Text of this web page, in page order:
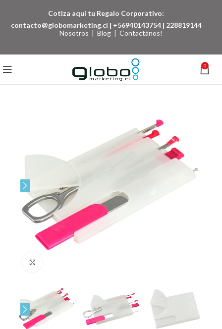
Cotiza aquí tu Regalo Corporativo:
contacto@globomarketing.cl | +56940143754 | 228819144
Nosotros | Blog | Contactános!
0